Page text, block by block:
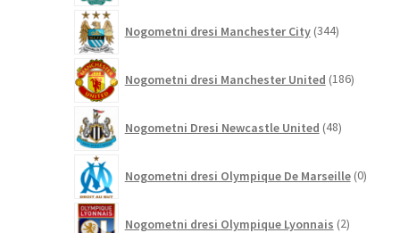
Nogometni dresi Manchester City 344izdelkov
Nogometni dresi Manchester United 186izdelkov
Nogometni Dresi Newcastle United 48izdelkov
Nogometni dresi Olympique De Marseille 0
Nogometni dresi Olympique Lyonnais 2